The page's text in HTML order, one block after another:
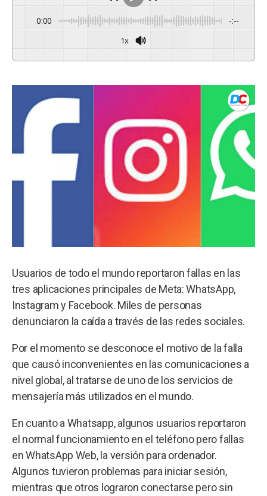
0:00 -:--
1x
Usuarios de todo el mundo reportaron fallas en las
tres aplicaciones principales de Meta: WhatsApp,
Instagram y Facebook. Miles de personas
denunciaron la caída a través de las redes sociales.
Por el momento se desconoce el motivo de la falla
que causó inconvenientes en las comunicaciones a
nivel global, al tratarse de uno de los servicios de
mensajería más utilizados en el mundo.
En cuanto a Whatsapp, algunos usuarios reportaron
el normal funcionamiento en el teléfono pero fallas
en WhatsApp Web, la versión para ordenador.
Algunos tuvieron problemas para iniciar sesión,
mientras que otros lograron conectarse pero sin